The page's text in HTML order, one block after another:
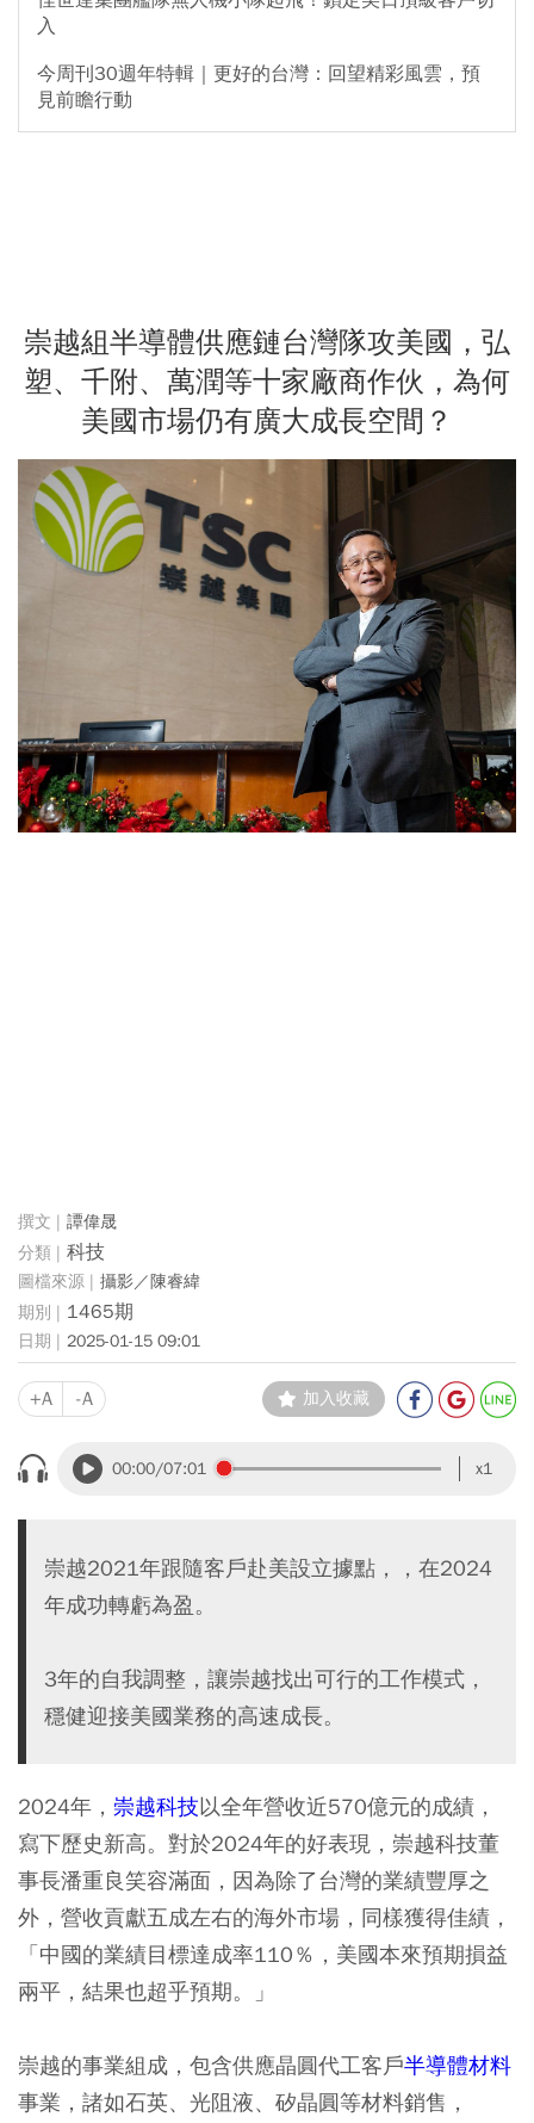
入
今周刊30週年特輯｜更好的台灣：回望精彩風雲，預
見前瞻行動
崇越組半導體供應鏈台灣隊攻美國，弘
塑、千附、萬潤等十家廠商作伙，為何
美國市場仍有廣大成長空間？
譚偉晟
科技
攝影／陳睿緯
1465期
2025-01-15 09:01
+A -A 加入收藏
00:00/07:01 x1
崇越2021年跟隨客戶赴美設立據點，，在2024
年成功轉虧為盈。
3年的自我調整，讓崇越找出可行的工作模式，
穩健迎接美國業務的高速成長。
2024年， 崇越科技以全年營收近570億元的成績，
寫下歷史新高。對於2024年的好表現，崇越科技董
事長潘重良笑容滿面，因為除了台灣的業績豐厚之
外，營收貢獻五成左右的海外市場，同樣獲得佳績，
「中國的業績目標達成率110％，美國本來預期損益
兩平，結果也超乎預期。」
崇越的事業組成，包含供應晶圓代工客戶半導體材料
事業，諸如石英、光阻液、矽晶圓等材料銷售，